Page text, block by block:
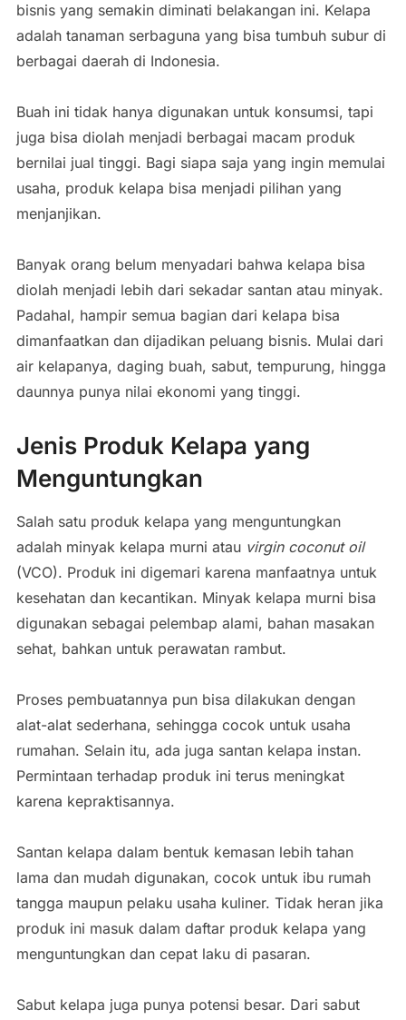
bisnis yang semakin diminati belakangan ini. Kelapa
adalah tanaman serbaguna yang bisa tumbuh subur di
berbagai daerah di Indonesia.
Buah ini tidak hanya digunakan untuk konsumsi, tapi
juga bisa diolah menjadi berbagai macam produk
bernilai jual tinggi. Bagi siapa saja yang ingin memulai
usaha, produk kelapa bisa menjadi pilihan yang
menjanjikan.
Banyak orang belum menyadari bahwa kelapa bisa
diolah menjadi lebih dari sekadar santan atau minyak.
Padahal, hampir semua bagian dari kelapa bisa
dimanfaatkan dan dijadikan peluang bisnis. Mulai dari
air kelapanya, daging buah, sabut, tempurung, hingga
daunnya punya nilai ekonomi yang tinggi.
Jenis Produk Kelapa yang
Menguntungkan
Salah satu produk kelapa yang menguntungkan
adalah minyak kelapa murni atau virgin coconut oil
(VCO). Produk ini digemari karena manfaatnya untuk
kesehatan dan kecantikan. Minyak kelapa murni bisa
digunakan sebagai pelembap alami, bahan masakan
sehat, bahkan untuk perawatan rambut.
Proses pembuatannya pun bisa dilakukan dengan
alat-alat sederhana, sehingga cocok untuk usaha
rumahan. Selain itu, ada juga santan kelapa instan.
Permintaan terhadap produk ini terus meningkat
karena kepraktisannya.
Santan kelapa dalam bentuk kemasan lebih tahan
lama dan mudah digunakan, cocok untuk ibu rumah
tangga maupun pelaku usaha kuliner. Tidak heran jika
produk ini masuk dalam daftar produk kelapa yang
menguntungkan dan cepat laku di pasaran.
Sabut kelapa juga punya potensi besar. Dari sabut